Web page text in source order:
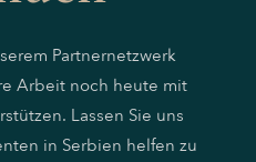
Partnernetzwerk
Arbeit noch heute mit
Lassen Sie uns
in Serbien helfen zu